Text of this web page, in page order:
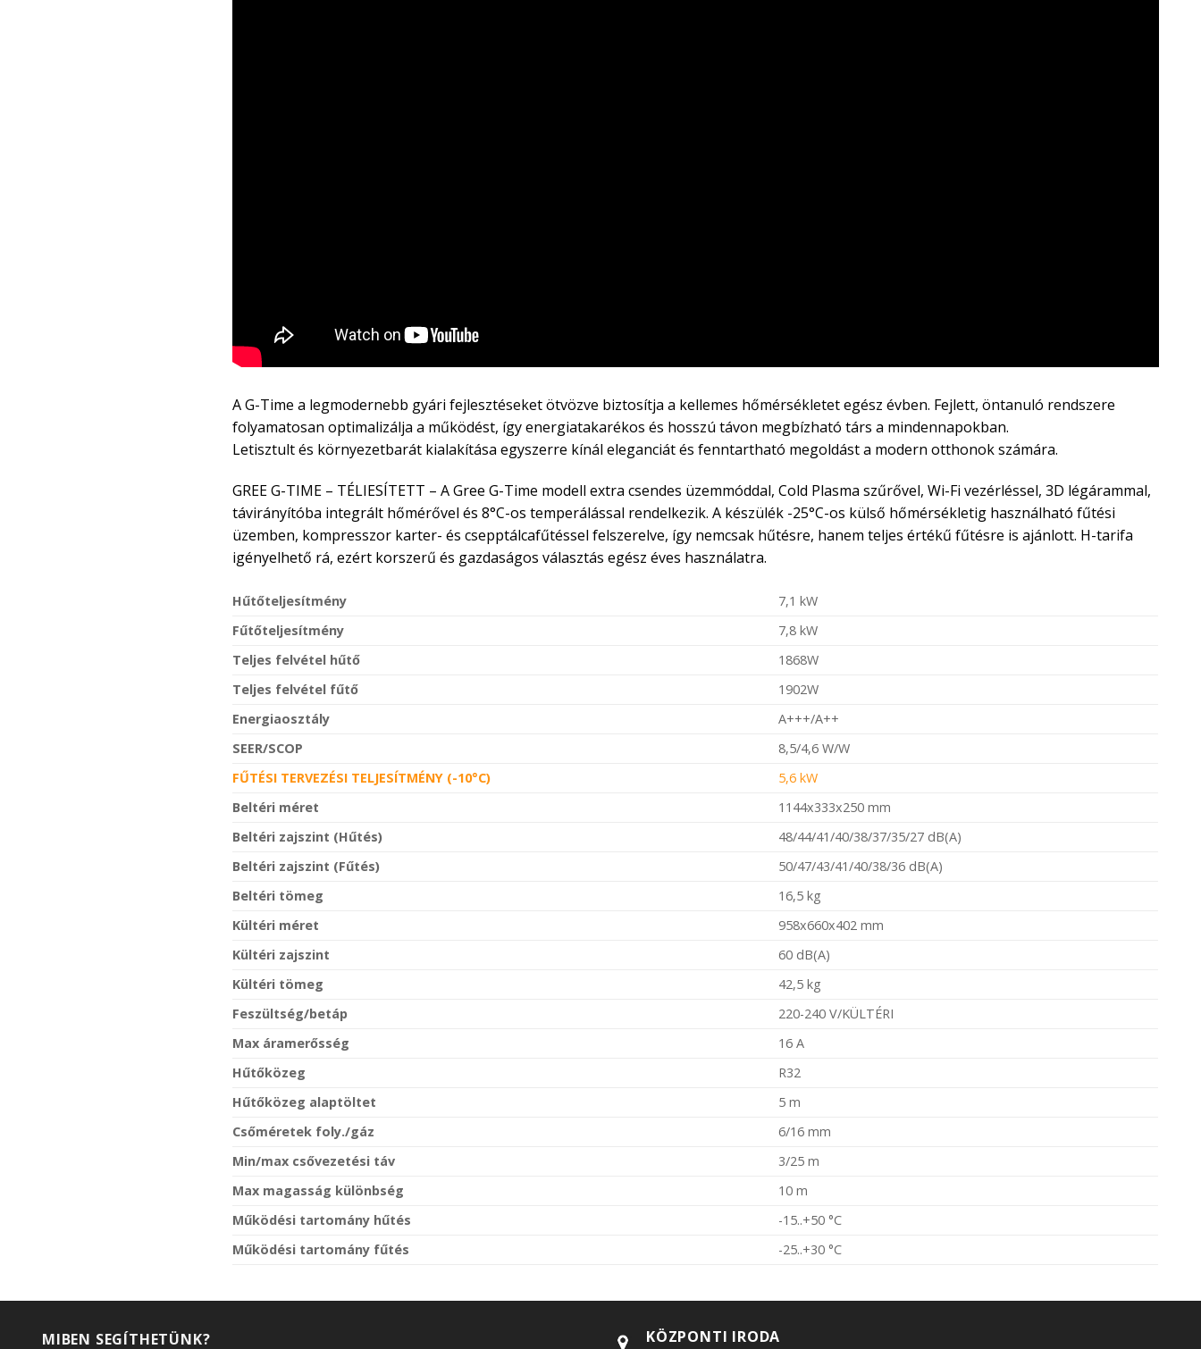
A G-Time a legmodernebb gyári fejlesztéseket ötvözve biztosítja a kellemes hőmérsékletet egész évben. Fejlett, öntanuló rendszere
folyamatosan optimalizálja a működést, így energiatakarékos és hosszú távon megbízható társ a mindennapokban.
Letisztult és környezetbarát kialakítása egyszerre kínál eleganciát és fenntartható megoldást a modern otthonok számára.
GREE G-TIME – TÉLIESÍTETT – A Gree G-Time modell extra csendes üzemmóddal, Cold Plasma szűrővel, Wi-Fi vezérléssel, 3D légárammal,
távirányítóba integrált hőmérővel és 8°C-os temperálással rendelkezik. A készülék -25°C-os külső hőmérsékletig használható fűtési
üzemben, kompresszor karter- és csepptálcafűtéssel felszerelve, így nemcsak hűtésre, hanem teljes értékű fűtésre is ajánlott. H-tarifa
igényelhető rá, ezért korszerű és gazdaságos választás egész éves használatra.
Hűtőteljesítmény
7,1 kW
Fűtőteljesítmény
7,8 kW
Teljes felvétel hűtő
1868W
Teljes felvétel fűtő
1902W
Energiaosztály
A+++/A++
SEER/SCOP
8,5/4,6 W/W
FŰTÉSI TERVEZÉSI TELJESÍTMÉNY (-10°C)
5,6 kW
Beltéri méret
1144x333x250 mm
Beltéri zajszint (Hűtés)
48/44/41/40/38/37/35/27 dB(A)
Beltéri zajszint (Fűtés)
50/47/43/41/40/38/36 dB(A)
Beltéri tömeg
16,5 kg
Kültéri méret
958x660x402 mm
Kültéri zajszint
60 dB(A)
Kültéri tömeg
42,5 kg
Feszültség/betáp
220-240 V/KÜLTÉRI
Max áramerősség
16 A
Hűtőközeg
R32
Hűtőközeg alaptöltet
5 m
Csőméretek foly./gáz
6/16 mm
Min/max csővezetési táv
3/25 m
Max magasság különbség
10 m
Működési tartomány hűtés
-15..+50 °C
Működési tartomány fűtés
-25..+30 °C
MIBEN SEGÍTHETÜNK? KÖZPONTI IRODA